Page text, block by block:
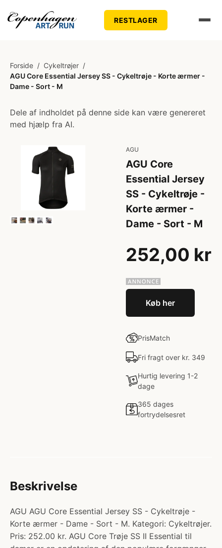
RESTLAGER
Forside / Cykeltrøjer /
AGU Core Essential Jersey SS - Cykeltrøje - Korte ærmer -
Dame - Sort - M
Dele af indholdet på denne side kan være genereret
med hjælp fra AI.
AGU
AGU Core
Essential Jersey
SS - Cykeltrøje -
Korte ærmer -
Dame - Sort - M
252,00 kr
Køb her
PrisMatch
Fri fragt over kr. 349
Hurtig levering 1-2
dage
365 dages
fortrydelsesret
Beskrivelse
AGU AGU Core Essential Jersey SS - Cykeltrøje -
Korte ærmer - Dame - Sort - M. Kategori: Cykeltrøjer.
Pris: 252.00 kr. AGU Core Trøje SS II Essential til